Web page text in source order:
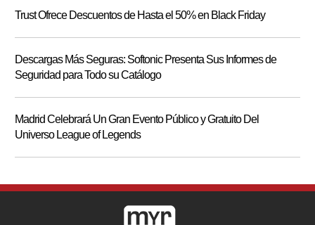
Trust Ofrece Descuentos de Hasta el 50% en Black Friday
Descargas Más Seguras: Softonic Presenta Sus Informes de
Seguridad para Todo su Catálogo
Madrid Celebrará Un Gran Evento Público y Gratuito Del
Universo League of Legends